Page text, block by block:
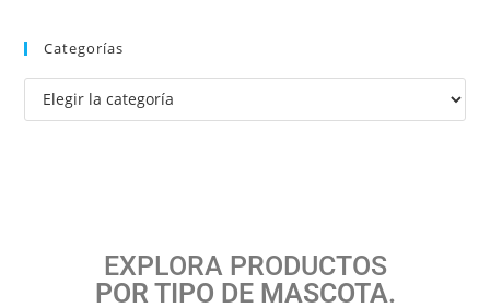
Categorías
EXPLORA PRODUCTOS
POR TIPO DE MASCOTA.